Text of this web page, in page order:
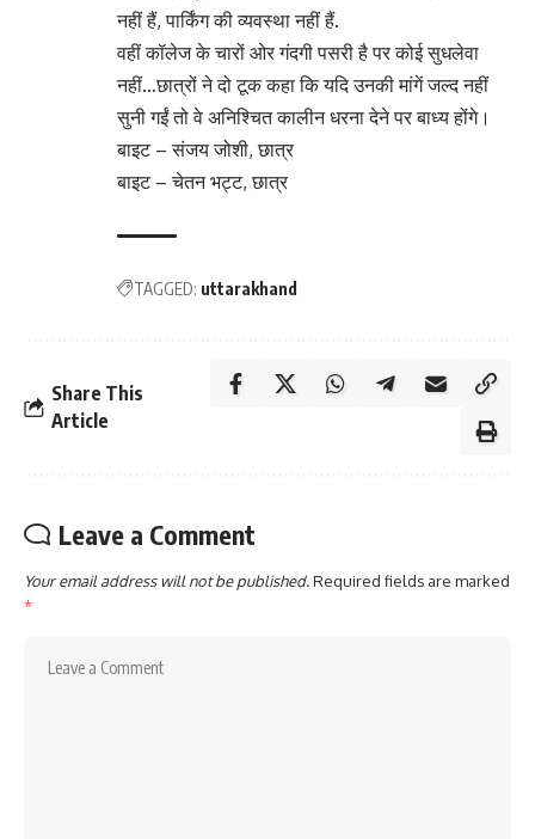
नहीं हैं, पार्किंग की व्यवस्था नहीं हैं.
वहीं कॉलेज के चारों ओर गंदगी पसरी है पर कोई सुधलेवा
नहीं…छात्रों ने दो टूक कहा कि यदि उनकी मांगें जल्द नहीं
सुनी गईं तो वे अनिश्चित कालीन धरना देने पर बाध्य होंगे।
बाइट – संजय जोशी, छात्र
बाइट – चेतन भट्ट, छात्र
TAGGED: uttarakhand
Share This
Article
Leave a Comment
Your email address will not be published.Required fields are marked
*